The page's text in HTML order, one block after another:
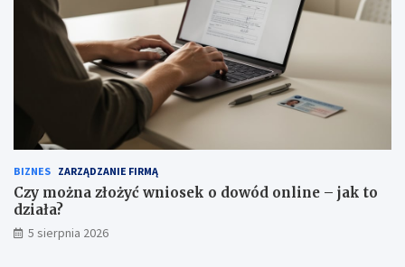
BIZNES ZARZĄDZANIE FIRMĄ
Czy można złożyć wniosek o dowód online – jak to
działa?
5 sierpnia 2026